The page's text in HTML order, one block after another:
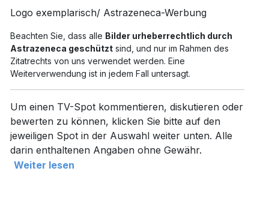
Logo exemplarisch/ Astrazeneca-Werbung
Beachten Sie, dass alle Bilder urheberrechtlich durch
Astrazeneca geschütztsind, und nur im Rahmen des
Zitatrechts von uns verwendet werden. Eine
Weiterverwendung ist in jedem Fall untersagt.
Um einen TV-Spot kommentieren, diskutieren oder
bewerten zu können, klicken Sie bitte auf den
jeweiligen Spot in der Auswahl weiter unten. Alle
darin enthaltenen Angaben ohne Gewähr.
Weiter lesen